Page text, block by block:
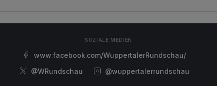
SOZIALE MEDIEN
www.facebook.com/WuppertalerRundschau/
@WRundschau
@wuppertalerrundschau